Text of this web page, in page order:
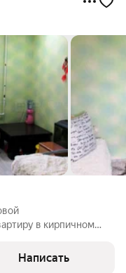
в кирпичном
металлическая
Написать